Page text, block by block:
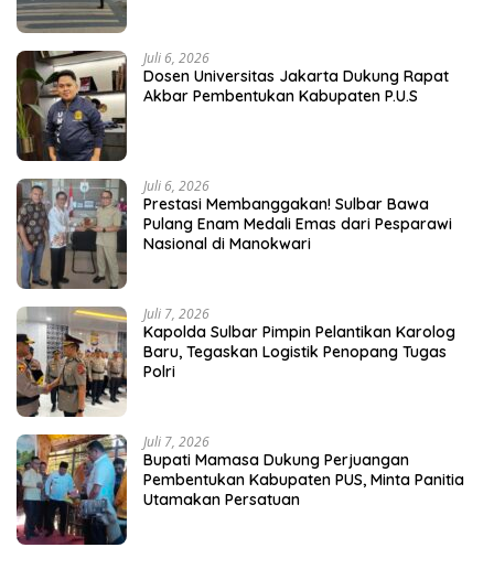
Juli 6, 2026
Dosen Universitas Jakarta Dukung Rapat
Akbar Pembentukan Kabupaten P.U.S
Juli 6, 2026
Prestasi Membanggakan! Sulbar Bawa
Pulang Enam Medali Emas dari Pesparawi
Nasional di Manokwari
Juli 7, 2026
Kapolda Sulbar Pimpin Pelantikan Karolog
Baru, Tegaskan Logistik Penopang Tugas
Polri
Juli 7, 2026
Bupati Mamasa Dukung Perjuangan
Pembentukan Kabupaten PUS, Minta Panitia
Utamakan Persatuan